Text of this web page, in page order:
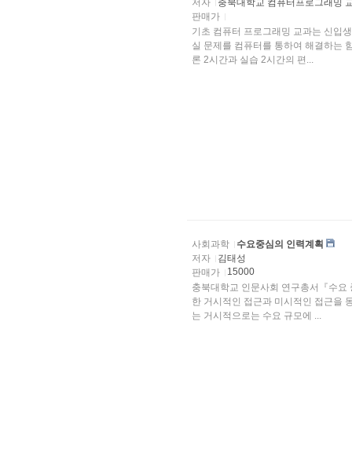
저자
충북대학교 컴퓨터프로그래밍
판매가
기초 컴퓨터 프로그래밍 교과는 신입
실 문제를 컴퓨터를 통하여 해결하는
론 2시간과 실습 2시간의 편...
사회과학
수요중심의 인력계획
저자
김태성
판매가
15000
충북대학교 인문사회 연구총서『수
한 거시적인 접근과 미시적인 접근을
는 거시적으로는 수요 규모에 ...